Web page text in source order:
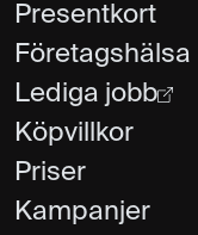
Presentkort
Företagshälsa
Lediga jobb
Köpvillkor
Priser
Kampanjer